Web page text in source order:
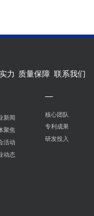
核心团队
专利成果
研发投入
—
新闻
聚焦
活动
动态
力 质量保障 联系我们